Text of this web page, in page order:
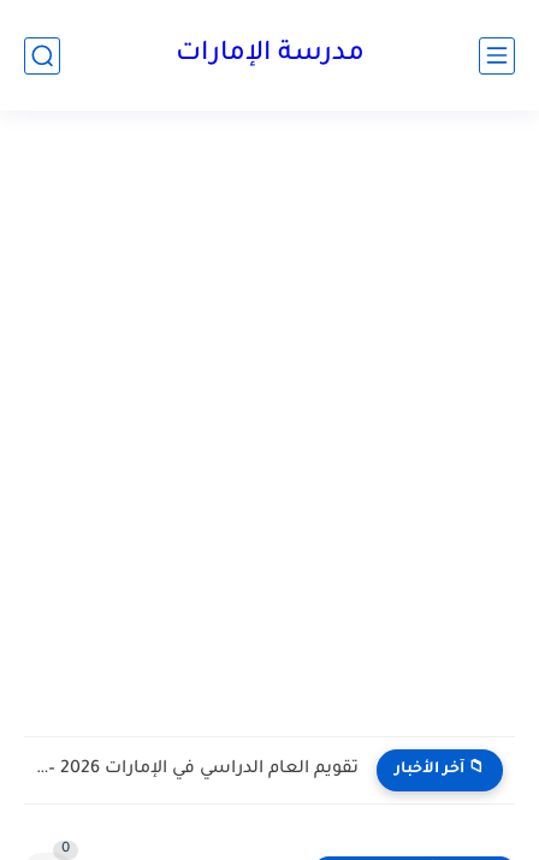
مدرسة الإمارات
📁 آخر الأخبار تقويم العام الدراسي في الإمارات 2026 – 2027 - مواعيد...
0